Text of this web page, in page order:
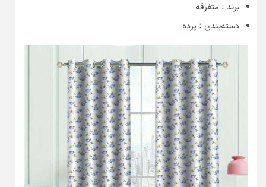
برند : متفرقه
دسته‌بندی : پرده